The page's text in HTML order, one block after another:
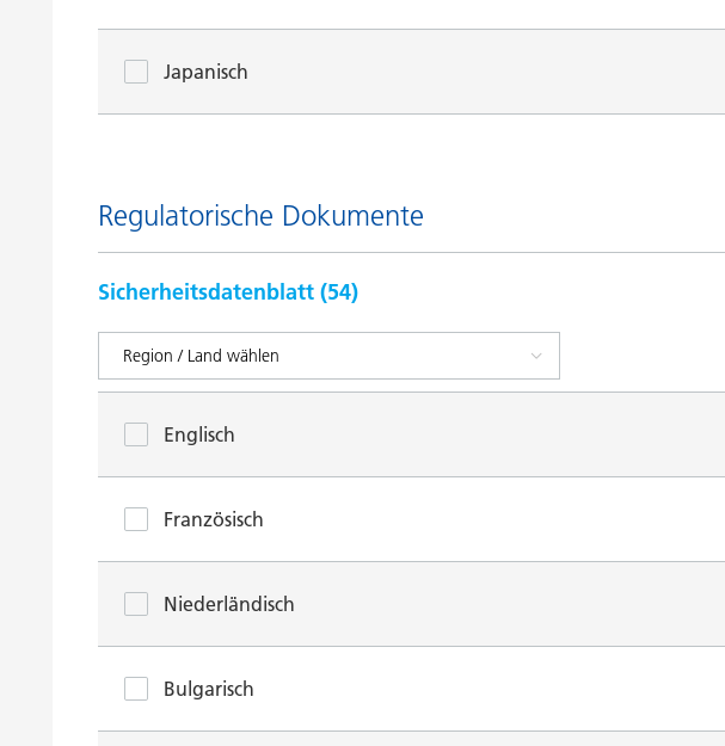
Japanisch
Regulatorische Dokumente
Sicherheitsdatenblatt (54)
Englisch
Französisch
Niederländisch
Bulgarisch